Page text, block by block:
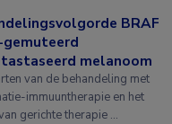
BRAF
gemuteerd
melanoom
van de behandeling met
immuuntherapie en het
gerichte therapie …